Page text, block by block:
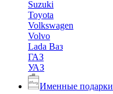
Suzuki
Toyota
Volkswagen
Volvo
Lada Ваз
ГАЗ
УАЗ
Именные подарки